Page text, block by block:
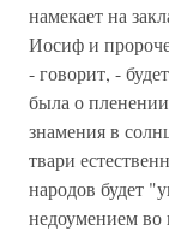
намекает на
Иосиф и
- говорит, -
была о
знамения в
твари
народов будет
недоумением во